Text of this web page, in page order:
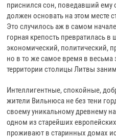
приснился сон, поведавший ему
должен основать на этом месте
Это случилось аж в самом
горная крепость превратилась
экономический, политический,
но в то же самое время в
территории столицы Литвы
Интеллигентные, спокойные,
жители Вильнюса не без тени
своему уникальному древнему
одном из старейших
проживают в старинных домах